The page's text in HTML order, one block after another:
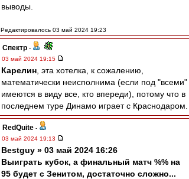
выводы.
Редактировалось 03 май 2024 19:23
Спектр -
03 май 2024 19:15
Карелин , эта хотелка, к сожалению,
математически неисполнима (если под "всеми"
имеются в виду все, кто впереди), потому что в
последнем туре Динамо играет с Краснодаром.
RedQuite -
03 май 2024 19:13
Bestguy » 03 май 2024 16:26
Выиграть кубок, а финальный матч %% на
95 будет с Зенитом, достаточно сложно...